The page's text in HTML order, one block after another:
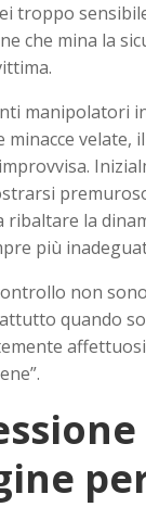
troppo
che mina la
manipolatori
minacce velate,
ribaltare la
più
non
quando